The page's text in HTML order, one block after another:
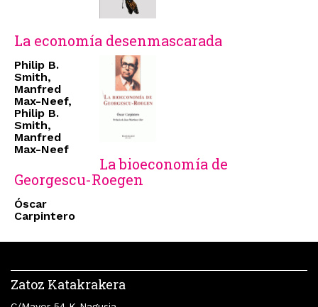
La economía desenmascarada
Philip B.
Smith,
Manfred
Max-Neef,
Philip B.
Smith,
Manfred
Max-Neef
La bioeconomía de
Georgescu-Roegen
Óscar
Carpintero
Zatoz Katakrakera